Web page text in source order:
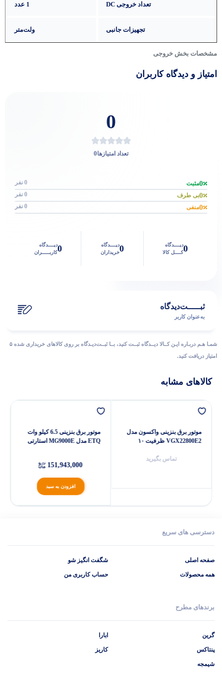
مشخصات بخش خروجی
تعداد خروجی DC 1 عدد
تجهیزات جانبی ولت‌متر
امتیاز و دیدگاه کاربران
0
تعداد امتیازها0
0مثبت 0 نفر
0بی طرف 0 نفر
0منفی 0 نفر
0دیــــدگاه
کــــل کالا
0دیــــدگاه
خریداران
0دیــــدگاه
کاربـــــران
ثبـــــت‌دیدگاه
به‌عنوان کاربر
شمـا هـم دربـاره ایـن کــالا دیــدگاه ثبــت کنید، بــا ثبــت‌دیـدگاه بر روی کالاهای خریداری شده ۵
امتیاز دریافت کنید.
کالاهای مشابه
موتور برق بنزینی واکسون مدل
VGX22800E2 ظرفیت ۱۰
تماس بگیرید
موتور برق بنزینی 6.5 کیلو وات
ETQ مدل MG9000E استارتی
افزودن به سبد
151,943,000
دسترسی های سریع
صفحه اصلی
همه محصولات
شگفت انگیز شو
حساب کاربری من
برندهای مطرح
گرین
پنتاکس
شیمجه
ابارا
کاریز